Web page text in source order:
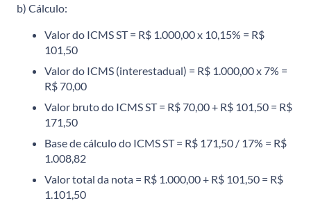
b) Cálculo:
Valor do ICMS ST = R$ 1.000,00 x 10,15% = R$
101,50
Valor do ICMS (interestadual) = R$ 1.000,00 x 7% =
R$ 70,00
Valor bruto do ICMS ST = R$ 70,00 + R$ 101,50 = R$
171,50
Base de cálculo do ICMS ST = R$ 171,50 / 17% = R$
1.008,82
Valor total da nota = R$ 1.000,00 + R$ 101,50 = R$
1.101,50